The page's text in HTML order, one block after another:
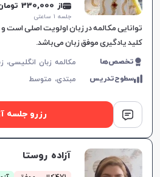
از 330,000 تومان
جلسه ۱ ساعتی
توانایی مکالمه در زبان اولویت اصلی است و
کلید یادگیری موفق زبان می‌باشد.
تخصص‌ها
سطوح‌تدریس مبتدی، متوسط
رزرو جلسه
آزاده روستا
افزایش اعتبار